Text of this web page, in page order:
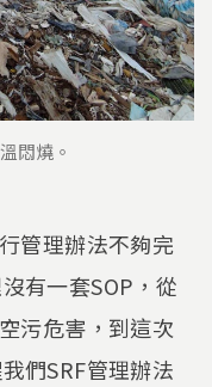
悶燒。
管理辦法不夠完
有一套SOP，從
污危害，到這次
們SRF管理辦法